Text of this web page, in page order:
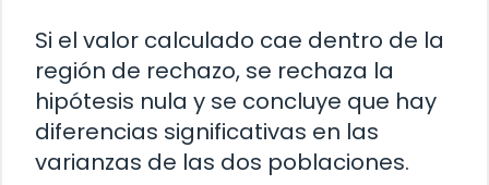
Si el valor calculado cae dentro de la
región de rechazo, se rechaza la
hipótesis nula y se concluye que hay
diferencias significativas en las
varianzas de las dos poblaciones.